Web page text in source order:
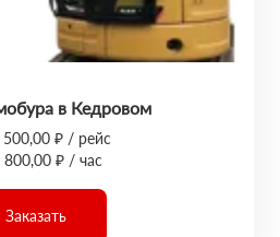
в Кедровом
500,00 ₽ / рейс
800,00 ₽ / час
Заказать